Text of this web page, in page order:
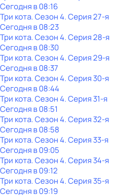
Сегодня в 08:16
Три кота. Сезон 4. Серия 27-я
Сегодня в 08:23
Три кота. Сезон 4. Серия 28-я
Сегодня в 08:30
Три кота. Сезон 4. Серия 29-я
Сегодня в 08:37
Три кота. Сезон 4. Серия 30-я
Сегодня в 08:44
Три кота. Сезон 4. Серия 31-я
Сегодня в 08:51
Три кота. Сезон 4. Серия 32-я
Сегодня в 08:58
Три кота. Сезон 4. Серия 33-я
Сегодня в 09:05
Три кота. Сезон 4. Серия 34-я
Сегодня в 09:12
Три кота. Сезон 4. Серия 35-я
Сегодня в 09:19